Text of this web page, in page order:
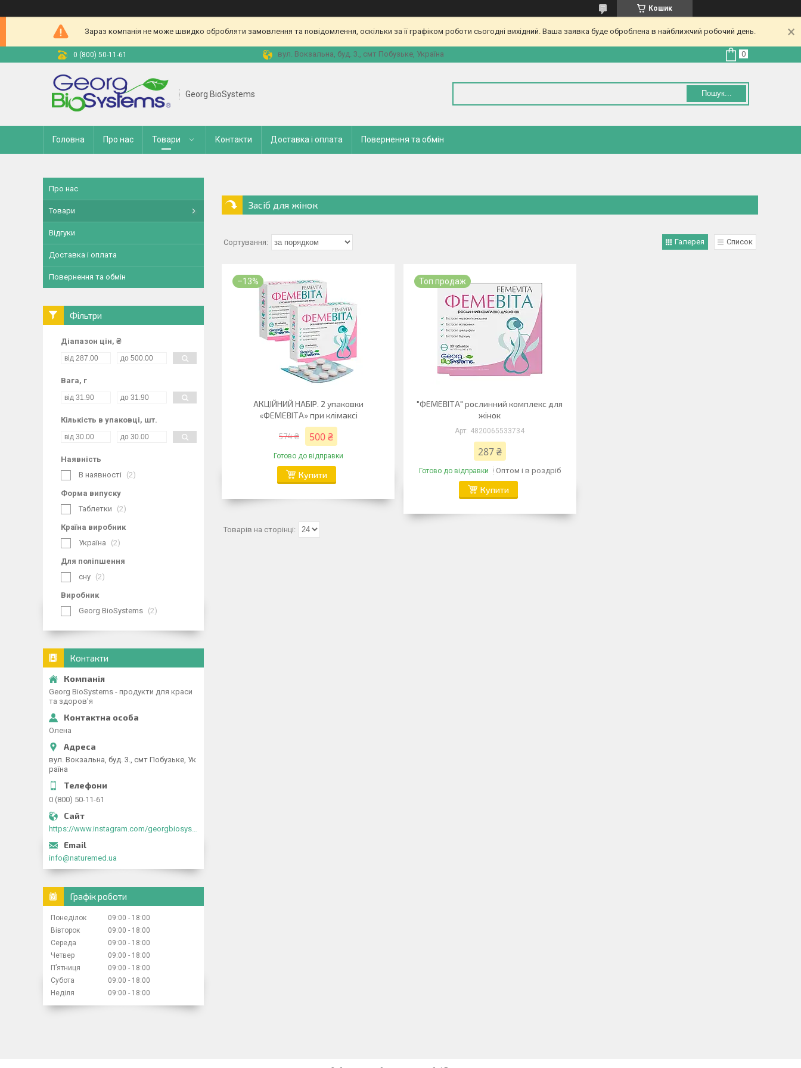
Кошик
Зараз компанія не може швидко обробляти замовлення та повідомлення, оскільки за її графіком роботи сьогодні вихідний. Ваша заявка буде оброблена в найближчий робочий день.
0 (800) 50-11-61 вул. Вокзальна, буд. 3., смт Побузьке, Україна
Georg BioSystems Пошук...
Головна Про нас Товари Контакти Доставка і оплата Повернення та обмін
Засіб для жінок
Галерея Список
–13%
АКЦІЙНИЙ НАБІР. 2 упаковки
«ФЕМЕВІТА» при клімаксі
574 ₴ 500 ₴
Готово до відправки
Купити
Топ продаж
"ФЕМЕВІТА" рослинний комплекс для
жінок
4820065533734
287 ₴
Готово до відправки Оптом і в роздріб
Купити
Про нас
Товари
Відгуки
Доставка і оплата
Повернення та обмін
Фільтри
Діапазон цін, ₴
Вага, г
Кількість в упаковці, шт.
Наявність
В наявності
2
Форма випуску
Таблетки
2
Країна виробник
Україна
2
Для поліпшення
сну
2
Виробник
Georg BioSystems
2
Контакти
Georg BioSystems - продукти для краси
та здоров'я
Олена
вул. Вокзальна, буд. 3., смт Побузьке, Ук
раїна
0 (800) 50-11-61
https://www.instagram.com/georgbiosystems_ua/
info@naturemed.ua
Графік роботи
Понеділок 09:00
18:00
Вівторок
09:00
18:00
Середа
09:00
18:00
Четвер
09:00
18:00
Пʼятниця
09:00
18:00
Субота
09:00
18:00
Неділя
09:00 18:00